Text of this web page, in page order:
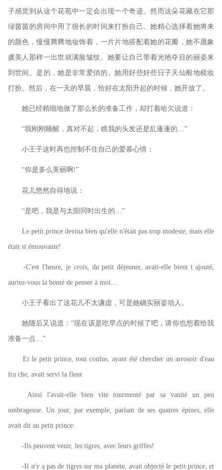
子感觉到从这个花苞中一定会出现一个奇迹。然而这朵花藏在它那
绿茵茵的房间中用了很长的时间来打扮自己。她精心选择着她将来
的颜色，慢慢腾腾地妆饰着，一片片地搭配着她的花瓣，她不愿象
虞美人那样一出世就满脸皱纹。她要让自己带着光艳夺目的丽姿来
到世间。是的，她是非常爱俏的。她用好些好些日子天仙般地梳妆
打扮。然后，在一天的早晨，恰好在太阳升起的时候，她开放了。
她已经精细地做了那么长的准备工作，却打着哈欠说道：
“我刚刚睡醒，真对不起，瞧我的头发还是乱蓬蓬的…”
小王子这时再也控制不住自己的爱慕心情：
“你是多么美丽啊 !”
花儿悠然自得地说：
“是吧，我是与太阳同时出生的…”
Le petit prince devina bien qu'elle n'était pas trop modeste, mais elle
était si émouvante!
-C'est l'heure, je crois, du petit déjeuner, avait-elle bient t ajouté,
auriez-vous la bonté de penser à moi...
小王子看出了这花儿不太谦虚，可是她确实丽姿动人。
她随后又说道：“现在该是吃早点的时候了吧，请你也想着给我
准备一点…”
Et le petit prince, tout confus, ayant été chercher un arrosoir d'eau
fra che, avait servi la fleur.
Ainsi l'avait-elle bien vite tourmenté par sa vanité un peu
ombrageuse. Un jour, par exemple, parlant de ses quatres épines, elle
avait dit au petit prince:
-Ils peuvent venir, les tigres, avec leurs griffes!
-Il n'y a pas de tigres sur ma planète, avait objecté le petit prince, et